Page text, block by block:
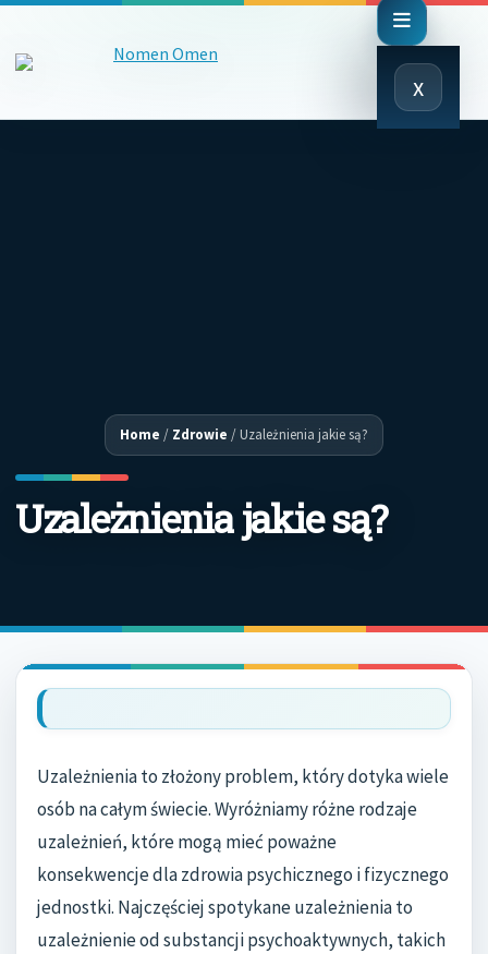
x
Close
Menu
Home / Zdrowie /Uzależnienia jakie są?
Uzależnienia jakie są?
Uzależnienia to złożony problem, który dotyka wiele
osób na całym świecie. Wyróżniamy różne rodzaje
uzależnień, które mogą mieć poważne
konsekwencje dla zdrowia psychicznego i fizycznego
jednostki. Najczęściej spotykane uzależnienia to
uzależnienie od substancji psychoaktywnych, takich